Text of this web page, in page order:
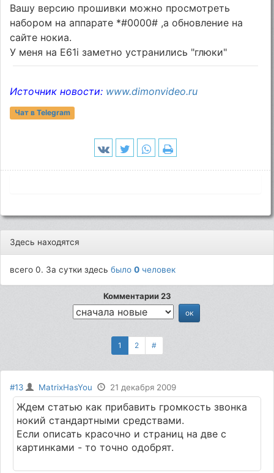
Вашу версию прошивки можно просмотреть
набором на аппарате *#0000# ,а обновление на
сайте нокиа.
У меня на E61i заметно устранились "глюки"
Источник новости: www.dimonvideo.ru
Чат в Telegram
Здесь находятся
всего 0. За сутки здесьбыло0 человек
Комментарии 23
1 2 #
#13 MatrixHasYou 21 декабря 2009
Ждем статью как прибавить громкость звонка
нокий стандартными средствами.
Если описать красочно и страниц на две с
картинками - то точно одобрят.